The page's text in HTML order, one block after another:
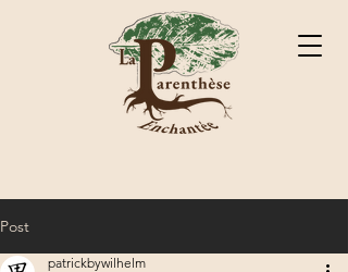
Post
patrickbywilhelm